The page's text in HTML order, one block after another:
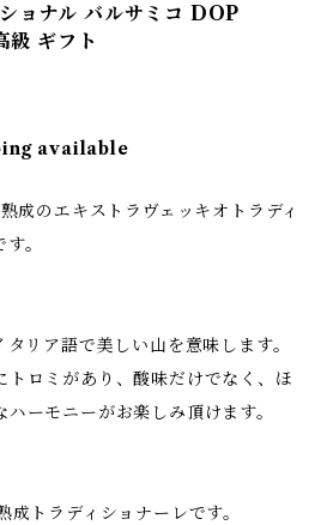
ョナル バルサミコ DOP
ギフト
available
成のエキストラヴェッキオトラディ
。
リア語で美しい山を意味します。
トロミがあり、酸味だけでなく、ほ
ーモニーがお楽しみ頂けます。
トラディショナーレです。